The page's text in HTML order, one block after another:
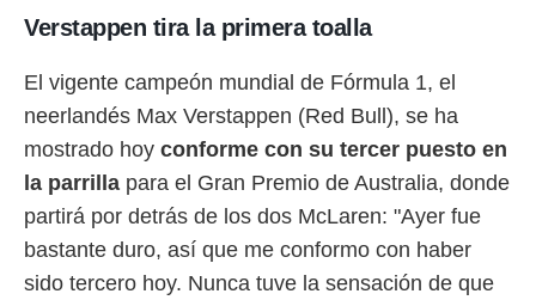
Verstappen tira la primera toalla
El vigente campeón mundial de Fórmula 1, el
neerlandés Max Verstappen (Red Bull), se ha
mostrado hoy conforme con su tercer puesto en
la parrilla para el Gran Premio de Australia, donde
partirá por detrás de los dos McLaren: "Ayer fue
bastante duro, así que me conformo con haber
sido tercero hoy. Nunca tuve la sensación de que